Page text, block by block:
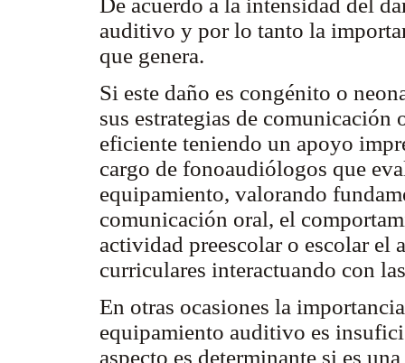
De acuerdo a la intensidad del
auditivo y por lo tanto la
que genera.
Si este daño es congénito o
sus estrategias de
eficiente teniendo un apoyo
cargo de fonoaudiólogos que
equipamiento, valorando
comunicación oral, el
actividad preescolar o escolar el
curriculares interactuando con
En otras ocasiones la
equipamiento auditivo es
aspecto es determinante si es